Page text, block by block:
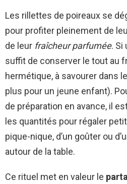
Les rillettes de poireaux se
pour profiter pleinement de
de leur fraîcheur parfumée. Si
suffit de conserver le tout au
hermétique, à savourer dans
plus pour un jeune enfant).
de préparation en avance, il
les quantités pour régaler
pique-nique, d’un goûter ou
autour de la table.
Ce rituel met en valeur le